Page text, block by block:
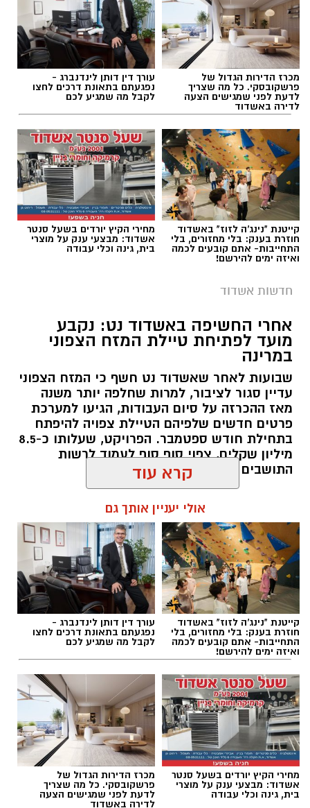
תגים:חנייה חינם בחופי אשדוד
מתחם חנייה בחוף אשדוד. צילום: עופר אשטוקר
גם אם אשדוד אינה נמצאת בשלב הראשון של
רפורמת אזורי החנייה, השינויים הצפויים עשויים
להשפיע באופן ישיר על אחת ההטבות המוכרות
ביותר לתושבי העיר - החנייה ללא תשלום בחופי
הים.
על פי המתווה שפורסם, רשויות שמעניקות כיום
ביקוש כמו חופי הרחצה, יידרשו לבחור בין שתי
אפשרויות: להעניק את הפטור לכלל הנהגים, או
לגבות תשלום גם מתושבי העיר.
אם ההנחיות אכן ייושמו גם באשדוד, המשמעות
עשויה להיות שתושבי העיר לא יוכלו עוד ליהנות
מהפטור הייחודי בחופי הים כפי שנהוג כיום.
הרפורמה נועדה לצמצם את השימוש ברכב הפרטי
ולעודד מעבר לתחבורה הציבורית, אך נהגים רבים
סבורים כי ללא חלופה ציבורית יעילה, מדובר בצעד
שיפגע בעיקר בכיסם של התושבים.
במקביל, המדינה מקדמת מערכת טכנולוגית חדשה
שתאפשר לנהגים לצלם את שלט החנייה ולקבל
באופן מיידי מידע על תנאי החנייה, שעות התשלום
ואף קישור ישיר להפעלת החנייה באפליקציה.
מכרז הדירות הגדול של
פרשקובסקי. כל מה שצריך
לדעת לפני שמגישים הצעה
לדירה באשדוד
עורך דין דותן לינדנברג -
נפגעתם בתאונת דרכים לחצו
לקבל מה שמגיע לכם
קייטנת "נינג'ה לזוז" באשדוד
חוזרת בענק: בלי מחזורים, בלי
התחייבות- אתם קובעים לכמה
ואיזה ימים להירשם!
מחירי הקיץ יורדים בשעל סנטר
אשדוד: מבצעי ענק על מוצרי
בית, גינה וכלי עבודה
חדשות אשדוד
אחרי החשיפה באשדוד נט: נקבע
מועד לפתיחת טיילת המזח הצפוני
במרינה
שבועות לאחר שאשדוד נט חשף כי המזח הצפוני
עדיין סגור לציבור, למרות שחלפה יותר משנה
מאז ההכרזה על סיום העבודות, הגיעו למערכת
פרטים חדשים שלפיהם הטיילת צפויה להיפתח
בתחילת חודש ספטמבר. הפרויקט, שעלותו כ-8.5
מיליון שקלים, צפוי סוף סוף לעמוד לרשות
התושבים והמבקרים
עופר אשטוקר / 09:20 06.08.26
תגים:טיילת המזח הצפוני במרינה באשדוד
קרא עוד
אולי יעניין אותך גם
קייטנת "נינג'ה לזוז" באשדוד
חוזרת בענק: בלי מחזורים, בלי
התחייבות- אתם קובעים לכמה
ואיזה ימים להירשם!
עורך דין דותן לינדנברג -
נפגעתם בתאונת דרכים לחצו
לקבל מה שמגיע לכם
מחירי הקיץ יורדים בשעל סנטר
אשדוד: מבצעי ענק על מוצרי
בית, גינה וכלי עבודה
מכרז הדירות הגדול של
פרשקובסקי. כל מה שצריך
לדעת לפני שמגישים הצעה
לדירה באשדוד